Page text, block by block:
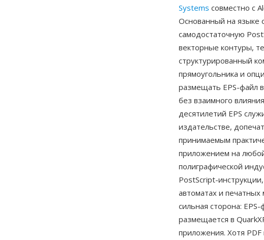
Systems совместно с
Основанный на языке
самодостаточную
векторные контуры,
структурированный
прямоугольника и
размещать EPS-файл
без взаимного
десятилетий EPS
издательстве,
принимаемым
приложением на
полиграфической
PostScript-
автоматах и
сильная сторона:
размещается в
приложения. Хотя